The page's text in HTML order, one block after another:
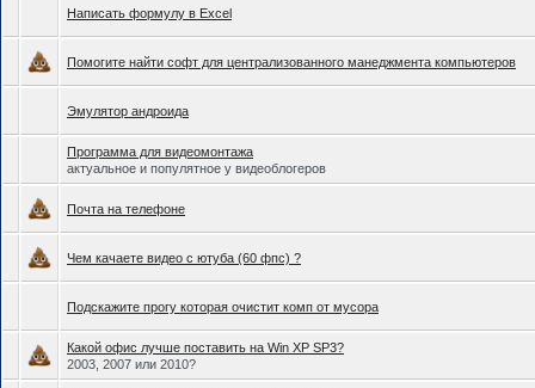
Написать формулу в Excel
Помогите найти софт для централизованного манеджмента компьютеров
Эмулятор андроида
Программа для видеомонтажа
актуальное и популятное у видеоблогеров
Почта на телефоне
Чем качаете видео с ютуба (60 фпс) ?
Подскажите прогу которая очистит комп от мусора
Какой офис лучше поставить на Win XP SP3?
2003, 2007 или 2010?